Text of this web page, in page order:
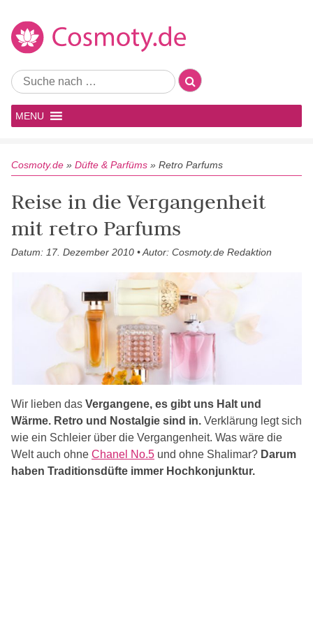
MENU
Cosmoty.de » Düfte & Parfüms » Retro Parfums
Reise in die Vergangenheit
mit retro Parfums
Datum: 17. Dezember 2010 • Autor: Cosmoty.de Redaktion
Wir lieben das Vergangene, es gibt uns Halt und
Wärme. Retro und Nostalgie sind in. Verklärung legt sich
wie ein Schleier über die Vergangenheit. Was wäre die
Welt auch ohne Chanel No.5 und ohne Shalimar? Darum
haben Traditionsdüfte immer Hochkonjunktur.